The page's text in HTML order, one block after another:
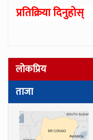
प्रतिक्रिया दिनुहोस्
लोकप्रिय
ताजा